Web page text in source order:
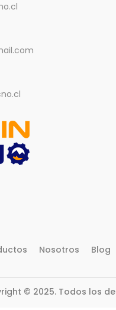
Nosotros Blog
© 2025. Todos los